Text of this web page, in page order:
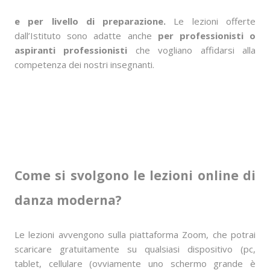
e per livello di preparazione. Le lezioni offerte
dall’Istituto sono adatte anche per professionisti o
aspiranti professionisti che vogliano affidarsi alla
competenza dei nostri insegnanti.
Come si svolgono le lezioni online di
danza moderna?
Le lezioni avvengono sulla piattaforma Zoom, che potrai
scaricare gratuitamente su qualsiasi dispositivo (pc,
tablet, cellulare (ovviamente uno schermo grande è